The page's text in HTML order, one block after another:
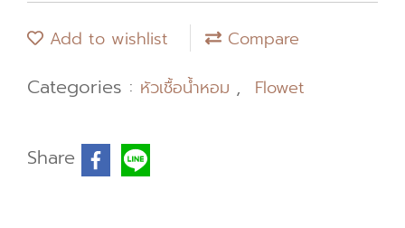
Add to wishlist Compare
Categories : หัวเชื้อน้ำหอม , Flowet
Share